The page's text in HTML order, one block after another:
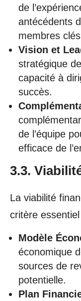
de
antécédents
membres
Vision et
stratégique
capacité à
succès.
de l’équipe
efficace de
3.3.
La viabilité
critère essentiel
Modèle
économique
sources de
potentielle.
Plan